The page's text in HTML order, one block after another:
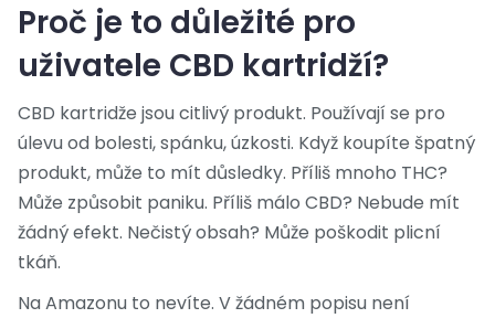
Proč je to důležité pro
uživatele CBD kartridží?
CBD kartridže jsou citlivý produkt. Používají se pro
úlevu od bolesti, spánku, úzkosti. Když koupíte špatný
produkt, může to mít důsledky. Příliš mnoho THC?
Může způsobit paniku. Příliš málo CBD? Nebude mít
žádný efekt. Nečistý obsah? Může poškodit plicní
tkáň.
Na Amazonu to nevíte. V žádném popisu není